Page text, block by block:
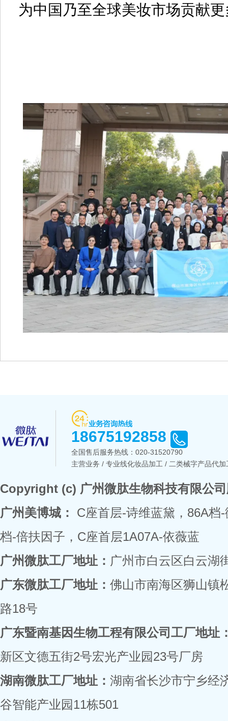
为中国乃至全球美妆市场贡献
18675192858
全国售后服务热线： 020-31520790
主营业务 / 专业线化妆品加工 / 二类械字产品代
Copyright (c) 广州微肽生物科技有限公
广州美博城：
C座首层-诗维蓝黛，86A档
档-倍扶因子，C座首层1A07A-依薇蓝
广州微肽工厂地址： 广州市白云区白云湖
广东微肽工厂地址： 佛山市南海区狮山镇
路18号
广东暨南基因生物工程有限公司工厂地址
新区文德五街2号宏光产业园23号厂房
湖南微肽工厂地址： 湖南省长沙市宁乡经
谷智能产业园11栋501